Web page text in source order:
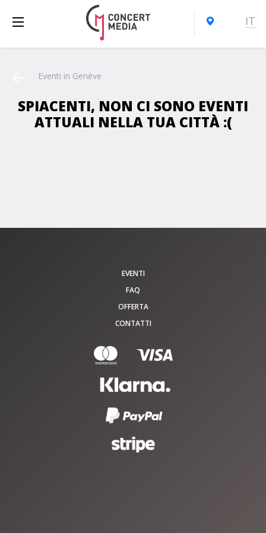
IT
Eventi in Genève
SPIACENTI, NON CI SONO EVENTI
ATTUALI NELLA TUA CITTÀ :(
EVENTI
FAQ
OFFERTA
CONTATTI